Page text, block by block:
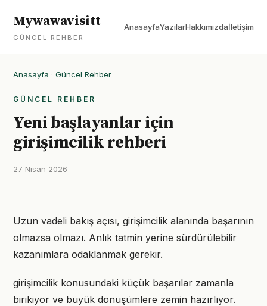
Mywawavisitt
GÜNCEL REHBER
AnasayfaYazılarHakkımızdaİletişim
Anasayfa · Güncel Rehber
GÜNCEL REHBER
Yeni başlayanlar için
girişimcilik rehberi
27 Nisan 2026
Uzun vadeli bakış açısı, girişimcilik alanında başarının
olmazsa olmazı. Anlık tatmin yerine sürdürülebilir
kazanımlara odaklanmak gerekir.
girişimcilik konusundaki küçük başarılar zamanla
birikiyor ve büyük dönüşümlere zemin hazırlıyor.